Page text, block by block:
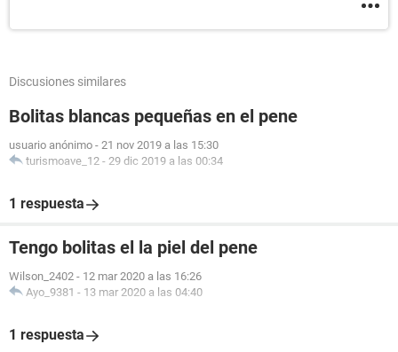
Discusiones similares
Bolitas blancas pequeñas en el pene
usuario anónimo - 21 nov 2019 a las 15:30
turismoave_12 - 29 dic 2019 a las 00:34
1 respuesta
Tengo bolitas el la piel del pene
Wilson_2402 - 12 mar 2020 a las 16:26
Ayo_9381 - 13 mar 2020 a las 04:40
1 respuesta